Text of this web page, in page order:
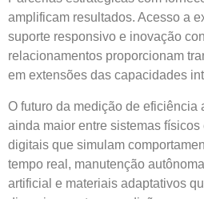
amplificam resultados. Acesso a
suporte responsivo e inovação
relacionamentos proporcionam
em extensões das capacidades
O futuro da medição de eficiência
ainda maior entre sistemas
digitais que simulam
tempo real, manutenção
artificial e materiais adaptativos